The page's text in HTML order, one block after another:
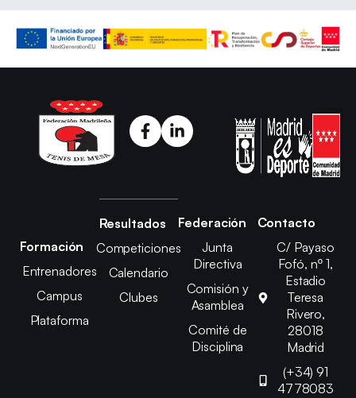
Formación
Entrenadores
Campus
Plataforma
Resultados
Competiciones
Calendario
Clubes
Federación
Junta
Directiva
Comisión y
Asamblea
Comité de
Disciplina
Contacto
C/ Payaso
Fofó, nº 1,
Estadio
Teresa
Rivero,
28018
Madrid
(+34) 91
4778083